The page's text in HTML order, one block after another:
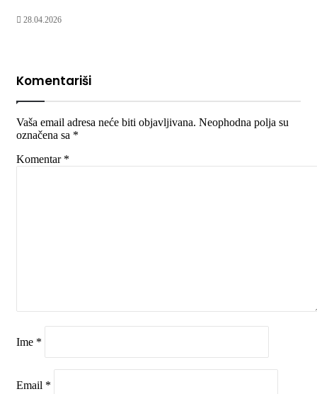
28.04.2026
Komentariši
Vaša email adresa neće biti objavljivana. Neophodna polja su
označena sa *
Komentar *
Ime *
Email *